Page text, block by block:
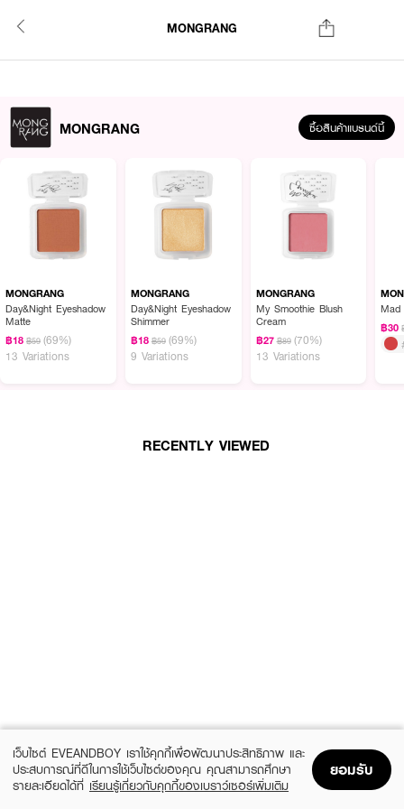
MONGRANG
MONGRANG ซื้อสินค้าแบรนด์นี้
MONGRANG
Day&Night Eyeshadow
Matte
฿18 ฿59 (69%)
13 Variations
MONGRANG
Day&Night Eyeshadow
Shimmer
฿18 ฿59 (69%)
9 Variations
MONGRANG
My Smoothie Blush
Cream
฿27 ฿89 (70%)
13 Variations
฿30
RECENTLY VIEWED
เว็บไซต์ EVEANDBOY เราใช้คุกกี้เพื่อพัฒนาประสิทธิภาพ และ
ประสบการณ์ที่ดีในการใช้เว็บไซต์ของคุณ คุณสามารถศึกษา
รายละเอียดได้ที่ เรียนรู้เกี่ยวกับคุกกี้ของเบราว์เซอร์เพิ่มเติม
ยอมรับ